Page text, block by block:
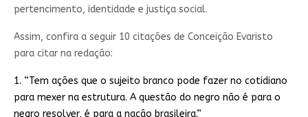
pertencimento, identidade e justiça social.
Assim, confira a seguir 10 citações de Conceição Evaristo
para citar na redação:
1. “Tem ações que o sujeito branco pode fazer no cotidiano
para mexer na estrutura. A questão do negro não é para o
negro resolver, é para a nação brasileira.”